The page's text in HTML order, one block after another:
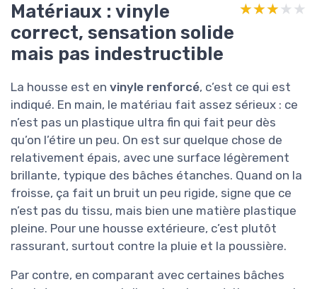
Matériaux : vinyle
correct, sensation solide
mais pas indestructible
★★★★★
★★★★★
La housse est en vinyle renforcé, c’est ce qui est
indiqué. En main, le matériau fait assez sérieux : ce
n’est pas un plastique ultra fin qui fait peur dès
qu’on l’étire un peu. On est sur quelque chose de
relativement épais, avec une surface légèrement
brillante, typique des bâches étanches. Quand on la
froisse, ça fait un bruit un peu rigide, signe que ce
n’est pas du tissu, mais bien une matière plastique
pleine. Pour une housse extérieure, c’est plutôt
rassurant, surtout contre la pluie et la poussière.
Par contre, en comparant avec certaines bâches